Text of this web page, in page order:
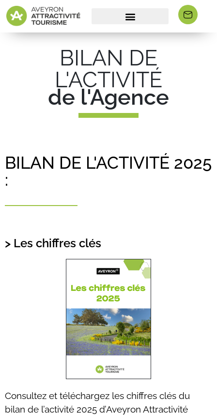
BILAN DE
L'ACTIVITÉ
de l'Agence
BILAN DE L'ACTIVITÉ 2025
:
> Les chiffres clés
Consultez et téléchargez les chiffres clés du
bilan de l’activité 2025 d’Aveyron Attractivité